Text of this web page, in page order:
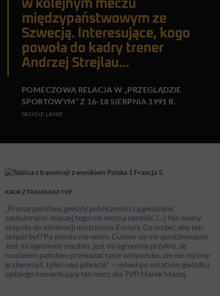
w kolejnym meczu
międzypaństwowym ze
Szwecją. Interesujące, kogo
powoła do kadry trener
Andrzej Strejlau...
POMECZOWA RELACJA W „PRZEGLĄDZIE
SPORTOWYM” Z 16-18 SIERPNIA 1991 R.
SROGIE LANIE
KADR Z TRANSMISJI TVP
„Proszę państwa, gwizdy publiczności są gwizdami
zasłużonymi. Inaczej tego nie można określić. (...) Nie mamy
zespołu do eliminacji mistrzostw Europy. Co zrobić, aby ten
zespół był? Po prostu nie wiem. Cudów się nie spodziewajmy.
Jest mi ogromnie smutno, jest mi ogromnie przykro, że
musiałem państwu przekazać takie widowisko, ale nie myśmy
je stworzyli, tylko nasi piłkarze” – mówił po ostatnim gwizdku
sędziego komentujący ten mecz dla TVP Marek Madej.